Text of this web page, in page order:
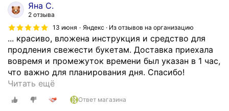
ш
о
е
с
п
а
и
Яна С.
2 отзыва
13 июня
Яндекс · Из отзывов на организацию
... красиво, вложена инструкция и средство для
продления свежести букетам. Доставка приехала
вовремя и промежуток времени был указан в 1 час,
что важно для планирования дня. Спасибо!
Читать ещёЗ
Ответ магазина